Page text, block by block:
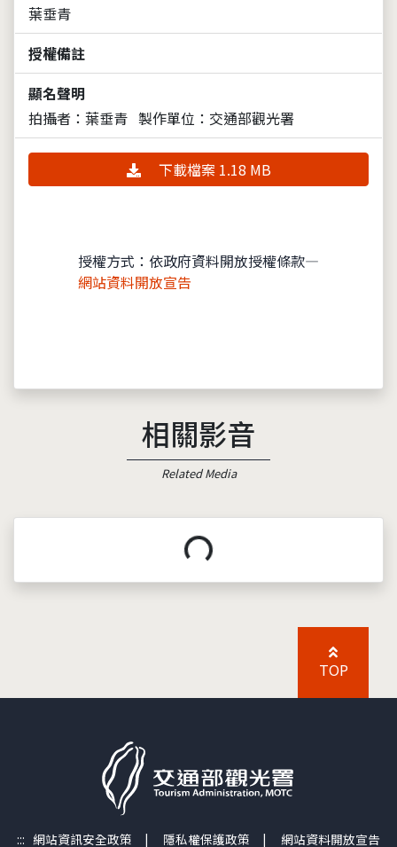
葉垂青
授權備註
顯名聲明
拍攝者：葉垂青 製作單位：交通部觀光署
下載檔案 1.18 MB
授權方式：依政府資料開放授權條款—
網站資料開放宣告
相關影音
Related Media
載入中...
TOP
::: 網站資訊安全政策 | 隱私權保護政策 | 網站資料開放宣告